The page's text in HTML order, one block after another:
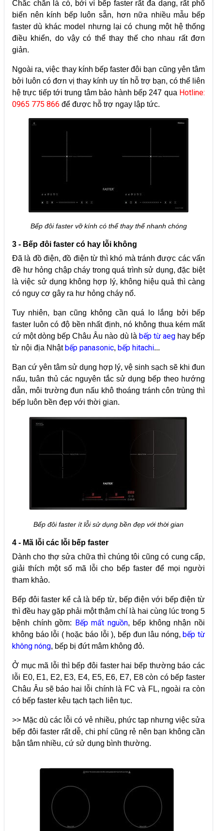
Chắc chắn là có, bởi vì bếp faster rất đa dạng, rất phổ
biến nên kính bếp luôn sẵn, hơn nữa nhiều mẫu bếp
faster dù khác model nhưng lại có chung một hệ thống
điều khiển, do vậy có thể thay thế cho nhau rất đơn
giản.
Ngoài ra, việc thay kính bếp faster đôi bạn cũng yên tâm
bởi luôn có đơn vị thay kính uy tín hỗ trợ bạn, có thể liên
hệ trực tiếp tới trung tâm bảo hành bếp 247 qua Hotline:
0965 775 866 để được hỗ trợ ngay lập tức.
Bếp đôi faster vỡ kính có thể thay thế nhanh chóng
3 - Bếp đôi faster có hay lỗi không
Đã là đồ điện, đồ điện từ thì khó mà tránh được các vấn
đề hư hỏng chập cháy trong quá trình sử dụng, đặc biệt
là việc sử dụng không hợp lý, không hiệu quả thì càng
có nguy cơ gây ra hư hỏng cháy nổ.
Tuy nhiên, bạn cũng không cần quá lo lắng bởi bếp
faster luôn có độ bền nhất định, nó không thua kém mất
cứ một dòng bếp Châu Âu nào dù là bếp từ aeghay bếp
từ nội địa Nhậtbếp panasonic, bếp hitachi...
Bạn cứ yên tâm sử dụng hợp lý, vệ sinh sạch sẽ khi đun
nấu, tuân thủ các nguyên tắc sử dụng bếp theo hướng
dẫn, môi trường đun nấu khô thoáng tránh côn trùng thì
bếp luôn bền đẹp với thời gian.
Bếp đôi faster ít lỗi sử dụng bền đẹp với thời gian
4 - Mã lỗi các lỗi bếp faster
Dành cho thợ sửa chữa thì chúng tôi cũng có cung cấp,
giải thích một số mã lỗi cho bếp faster để mọi người
tham khảo.
Bếp đôi faster kể cả là bếp từ, bếp điện với bếp điện từ
thì đều hay gặp phải một thậm chí là hai cùng lúc trong 5
bệnh chính gồm: Bếp mất nguồn, bếp không nhận nồi
không báo lỗi ( hoặc báo lỗi ), bếp đun lâu nóng, bếp từ
không nóng, bếp bị đứt mâm không đỏ.
Ở mục mã lỗi thì bếp đôi faster hai bếp thường báo các
lỗi E0, E1, E2, E3, E4, E5, E6, E7, E8 còn có bếp faster
Châu Âu sẽ báo hai lỗi chính là FC và FL, ngoài ra còn
có bếp faster kêu tạch tạch liên tục.
>> Mặc dù các lỗi có vẻ nhiều, phức tạp nhưng việc sửa
bếp đôi faster rất dễ, chi phí cũng rẻ nên bạn không cần
bận tâm nhiều, cứ sử dụng bình thường.